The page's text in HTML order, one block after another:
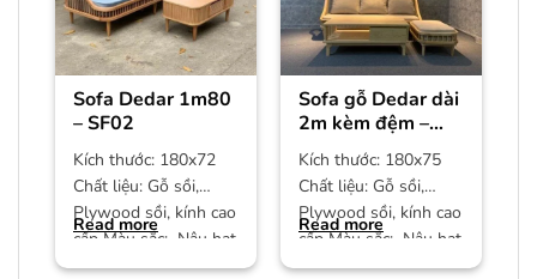
Sofa Dedar 1m80
– SF02
Kích thước: 180x72
Chất liệu: Gỗ sồi,
Plywood sồi, kính cao
cấp Màu sắc: Nâu hạt
dẻ Bảo hành: 12
Read more
Sofa gỗ Dedar dài
2m kèm đệm –
SF01
Kích thước: 180x75
Chất liệu: Gỗ sồi,
Plywood sồi, kính cao
cấp Màu sắc: Nâu hạt
dẻ Bảo hành: 12
Read more